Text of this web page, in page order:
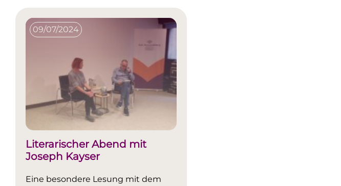
09/07/2024
Literarischer Abend mit
Joseph Kayser
Eine besondere Lesung mit dem